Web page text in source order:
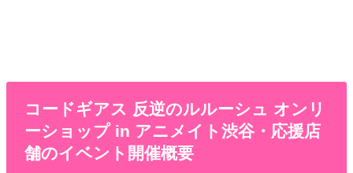
コードギアス 反逆のルルーシュ オンリ
ーショップ in アニメイト渋谷・応援店
舗のイベント開催概要